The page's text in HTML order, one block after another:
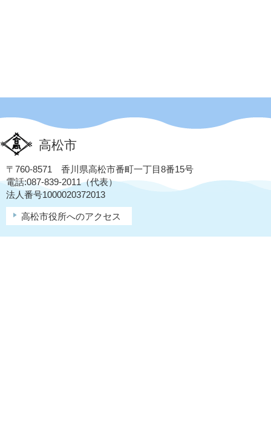
高松市
〒760-8571 香川県高松市番町一丁目8番15号
電話:087-839-2011（代表）
法人番号1000020372013
高松市役所へのアクセス